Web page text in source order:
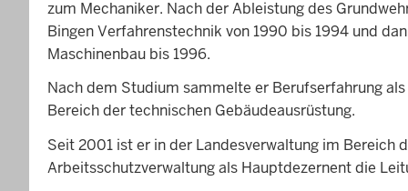
zum Mechaniker. Nach der Ableistung des
Bingen Verfahrenstechnik von 1990 bis 1994 und
Maschinenbau bis 1996.
Nach dem Studium sammelte er Berufserfahrung
Bereich der technischen Gebäudeausrüstung.
Seit 2001 ist er in der Landesverwaltung im Bereich
Arbeitsschutzverwaltung als Hauptdezernent die